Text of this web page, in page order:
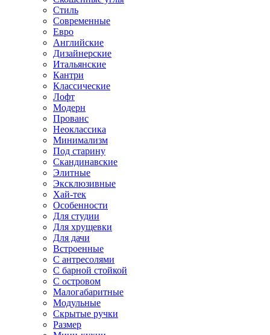
Стиль
Современные
Евро
Английские
Дизайнерские
Итальянские
Кантри
Классические
Лофт
Модерн
Прованс
Неоклассика
Минимализм
Под старину
Скандинавские
Элитные
Эксклюзивные
Хай-тек
Особенности
Для студии
Для хрущевки
Для дачи
Встроенные
С антресолями
С барной стойкой
С островом
Малогабаритные
Модульные
Скрытые ручки
Размер